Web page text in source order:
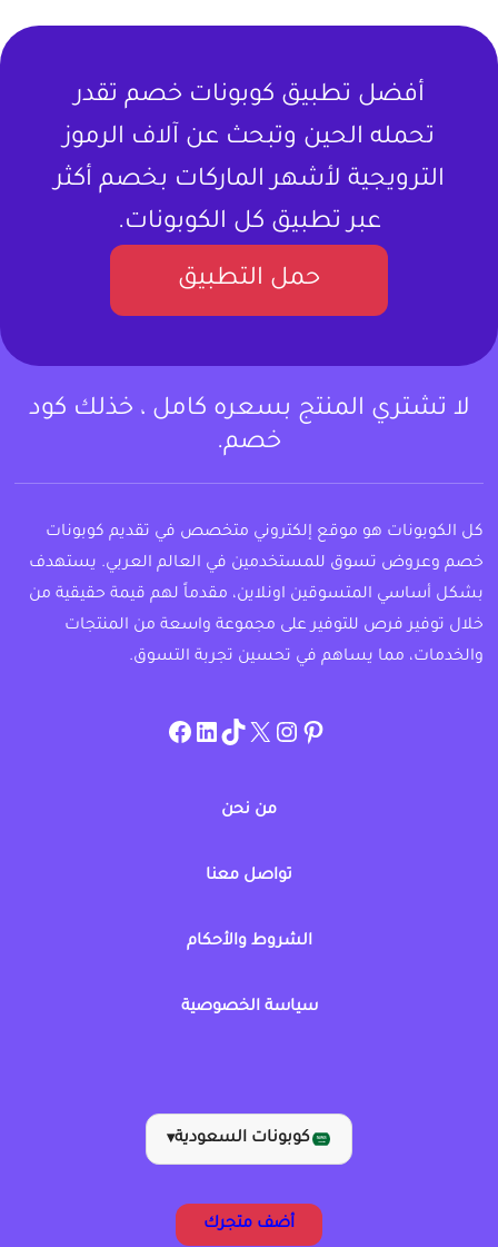
أفضل تطبيق كوبونات خصم تقدر
تحمله الحين وتبحث عن آلاف الرموز
الترويجية لأشهر الماركات بخصم أكثر
عبر تطبيق كل الكوبونات.
حمل التطبيق
لا تشتري المنتج بسعره كامل ، خذلك كود
خصم.
كل الكوبونات هو موقع إلكتروني متخصص في تقديم كوبونات
خصم وعروض تسوق للمستخدمين في العالم العربي. يستهدف
بشكل أساسي المتسوقين اونلاين، مقدماً لهم قيمة حقيقية من
خلال توفير فرص للتوفير على مجموعة واسعة من المنتجات
والخدمات، مما يساهم في تحسين تجربة التسوق.
pinterest
allcouponat
twitter
TikTok
linkedin
facebook
من نحن
تواصل معنا
الشروط والأحكام
سياسة الخصوصية
كوبونات السعودية▾
أضف متجرك